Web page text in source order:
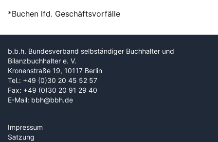
*Buchen lfd. Geschäftsvorfälle
b.b.h. Bundesverband selbständiger Buchhalter und
Bilanzbuchhalter e. V.
Kronenstraße 19, 10117 Berlin
Tel.: +49 (0)30 20 45 52 57
Fax: +49 (0)30 20 91 29 40
E-Mail: bbh@bbh.de
Impressum
Satzung